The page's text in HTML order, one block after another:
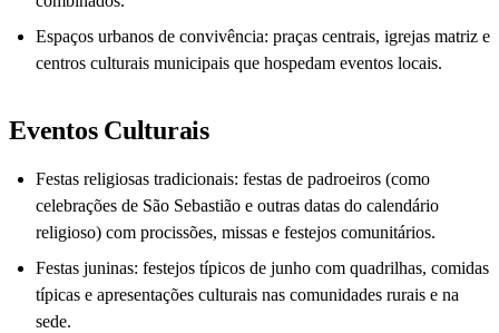
Espaços urbanos de convivência: praças centrais, igrejas matriz e
centros culturais municipais que hospedam eventos locais.
Eventos Culturais
Festas religiosas tradicionais: festas de padroeiros (como
celebrações de São Sebastião e outras datas do calendário
religioso) com procissões, missas e festejos comunitários.
Festas juninas: festejos típicos de junho com quadrilhas, comidas
típicas e apresentações culturais nas comunidades rurais e na
sede.